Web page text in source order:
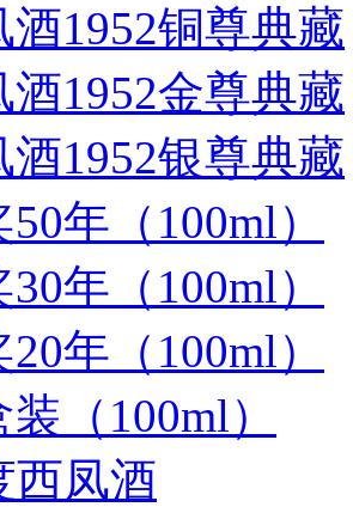
酒1952铜尊典藏
酒1952金尊典藏
酒1952银尊典藏
年（100ml）
年（100ml）
年（100ml）
（100ml）
西凤酒